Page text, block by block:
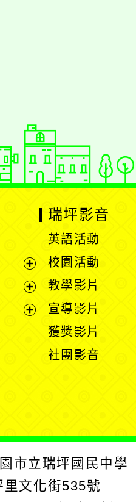
坊
展
選
展
瑞坪影音
英語活動
校園活動
教學影片
宣導影片
獲獎影片
社團影音
市立瑞坪國民中學
文化街535號